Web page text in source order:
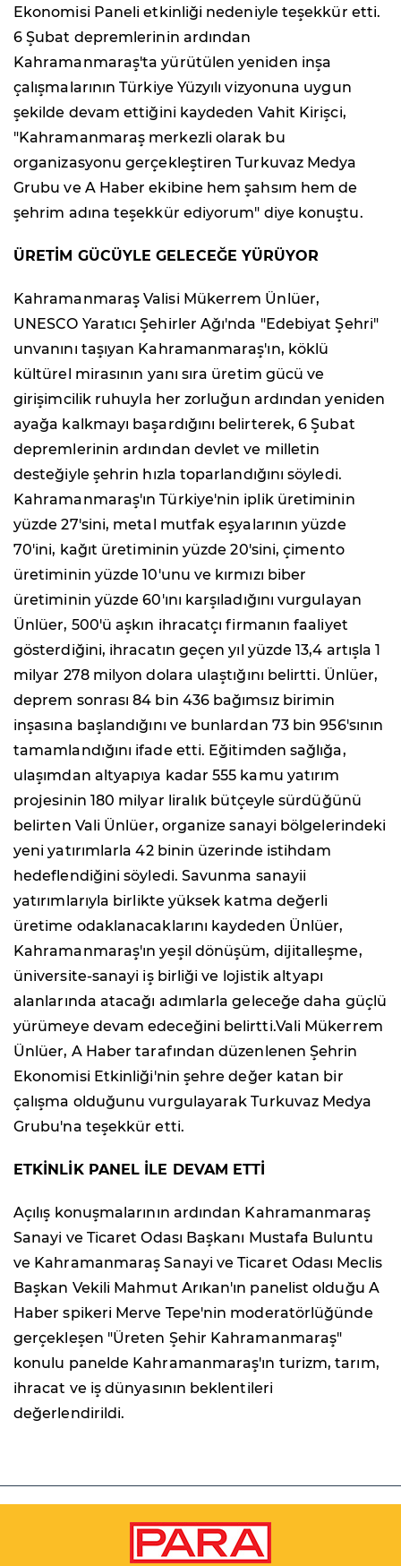
Ekonomisi Paneli etkinliği nedeniyle teşekkür etti.
6 Şubat depremlerinin ardından
Kahramanmaraş'ta yürütülen yeniden inşa
çalışmalarının Türkiye Yüzyılı vizyonuna uygun
şekilde devam ettiğini kaydeden Vahit Kirişci,
"Kahramanmaraş merkezli olarak bu
organizasyonu gerçekleştiren Turkuvaz Medya
Grubu ve A Haber ekibine hem şahsım hem de
şehrim adına teşekkür ediyorum" diye konuştu.
ÜRETİM GÜCÜYLE GELECEĞE YÜRÜYOR
Kahramanmaraş Valisi Mükerrem Ünlüer,
UNESCO Yaratıcı Şehirler Ağı'nda "Edebiyat Şehri"
unvanını taşıyan Kahramanmaraş'ın, köklü
kültürel mirasının yanı sıra üretim gücü ve
girişimcilik ruhuyla her zorluğun ardından yeniden
ayağa kalkmayı başardığını belirterek, 6 Şubat
depremlerinin ardından devlet ve milletin
desteğiyle şehrin hızla toparlandığını söyledi.
Kahramanmaraş'ın Türkiye'nin iplik üretiminin
yüzde 27'sini, metal mutfak eşyalarının yüzde
70'ini, kağıt üretiminin yüzde 20'sini, çimento
üretiminin yüzde 10'unu ve kırmızı biber
üretiminin yüzde 60'ını karşıladığını vurgulayan
Ünlüer, 500'ü aşkın ihracatçı firmanın faaliyet
gösterdiğini, ihracatın geçen yıl yüzde 13,4 artışla 1
milyar 278 milyon dolara ulaştığını belirtti. Ünlüer,
deprem sonrası 84 bin 436 bağımsız birimin
inşasına başlandığını ve bunlardan 73 bin 956'sının
tamamlandığını ifade etti. Eğitimden sağlığa,
ulaşımdan altyapıya kadar 555 kamu yatırım
projesinin 180 milyar liralık bütçeyle sürdüğünü
belirten Vali Ünlüer, organize sanayi bölgelerindeki
yeni yatırımlarla 42 binin üzerinde istihdam
hedeflendiğini söyledi. Savunma sanayii
yatırımlarıyla birlikte yüksek katma değerli
üretime odaklanacaklarını kaydeden Ünlüer,
Kahramanmaraş'ın yeşil dönüşüm, dijitalleşme,
üniversite-sanayi iş birliği ve lojistik altyapı
alanlarında atacağı adımlarla geleceğe daha güçlü
yürümeye devam edeceğini belirtti.Vali Mükerrem
Ünlüer, A Haber tarafından düzenlenen Şehrin
Ekonomisi Etkinliği'nin şehre değer katan bir
çalışma olduğunu vurgulayarak Turkuvaz Medya
Grubu'na teşekkür etti.
ETKİNLİK PANEL İLE DEVAM ETTİ
Açılış konuşmalarının ardından Kahramanmaraş
Sanayi ve Ticaret Odası Başkanı Mustafa Buluntu
ve Kahramanmaraş Sanayi ve Ticaret Odası Meclis
Başkan Vekili Mahmut Arıkan'ın panelist olduğu A
Haber spikeri Merve Tepe'nin moderatörlüğünde
gerçekleşen "Üreten Şehir Kahramanmaraş"
konulu panelde Kahramanmaraş'ın turizm, tarım,
ihracat ve iş dünyasının beklentileri
değerlendirildi.